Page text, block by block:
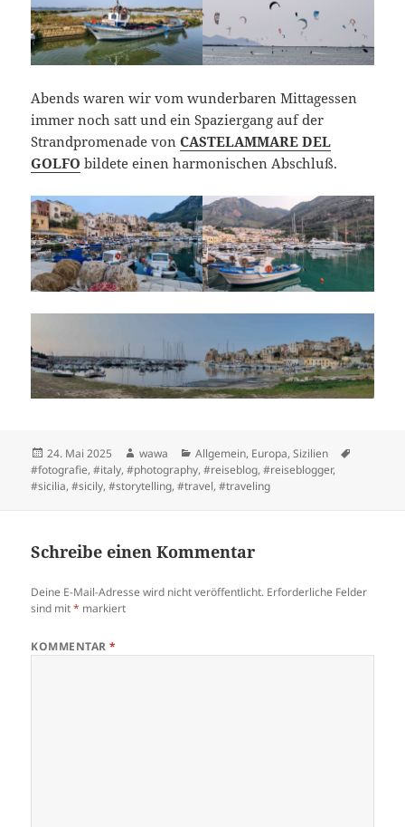
Abends waren wir vom wunderbaren Mittagessen
immer noch satt und ein Spaziergang auf der
Strandpromenade vonCASTELAMMARE DEL
GOLFO bildete einen harmonischen Abschluß.
Posted
on
24. Mai 2025 Author
wawa Categories
Allgemein, Europa,Sizilien
#fotografie,#italy,#photography,#reiseblog,#reiseblogger,
#sicilia,#sicily,#storytelling,#travel,#traveling
Schreibe einen Kommentar
Deine E-Mail-Adresse wird nicht veröffentlicht. Erforderliche Felder
sind mit* markiert
KOMMENTAR*